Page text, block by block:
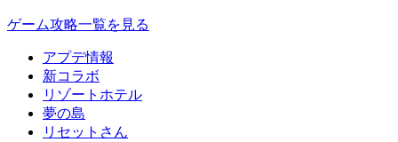
ゲーム攻略一覧を見る
アプデ情報
新コラボ
リゾートホテル
夢の島
リセットさん